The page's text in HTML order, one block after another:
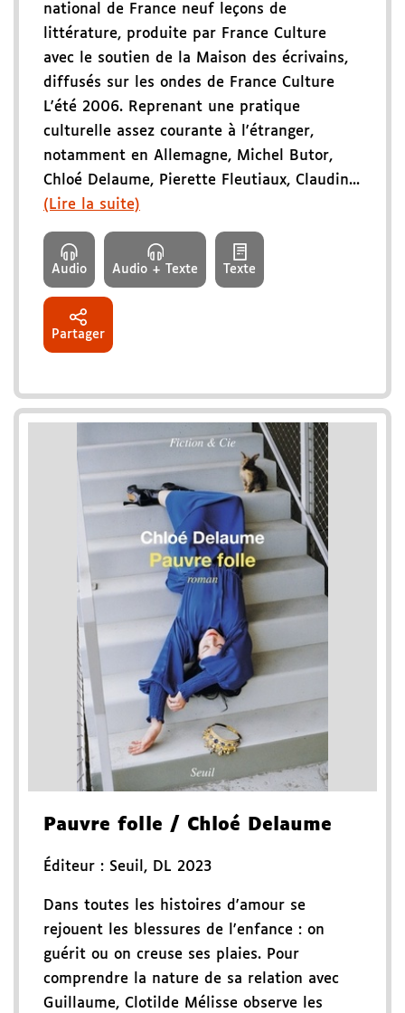
national de France neuf leçons de
littérature, produite par France Culture
avec le soutien de la Maison des écrivains,
diffusés sur les ondes de France Culture
L'été 2006. Reprenant une pratique
culturelle assez courante à l'étranger,
notamment en Allemagne, Michel Butor,
Chloé Delaume, Pierette Fleutiaux, Claudin...
(Lire la suite)
Audio Audio + Texte Texte
Partager
Pauvre folle / Chloé Delaume
Éditeur : Seuil , DL 2023
Dans toutes les histoires d'amour se
rejouent les blessures de l'enfance : on
guérit ou on creuse ses plaies. Pour
comprendre la nature de sa relation avec
Guillaume, Clotilde Mélisse observe les